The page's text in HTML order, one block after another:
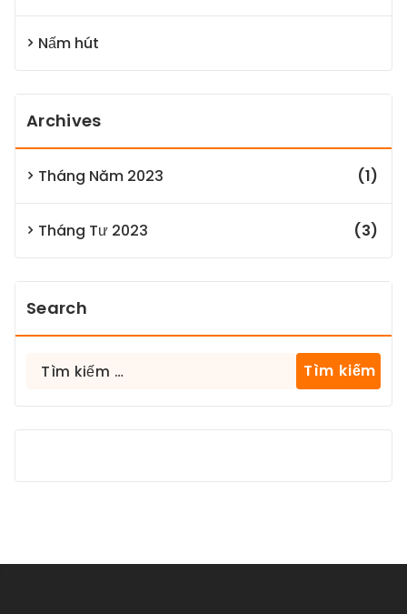
Nấm hút
Archives
Tháng Năm 2023 (1)
Tháng Tư 2023 (3)
Search
Tìm